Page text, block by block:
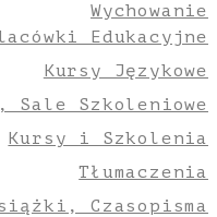
Wychowanie
Edukacyjne
Kursy Językowe
Sale Szkoleniowe
Kursy i Szkolenia
Tłumaczenia
Czasopisma